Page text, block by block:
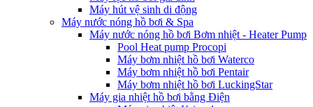
Máy hút vệ sinh di động
Máy nước nóng hồ bơi & Spa
Máy nước nóng hồ bơi Bơm nhiệt - Heater Pump
Pool Heat pump Procopi
Máy bơm nhiệt hồ bơi Waterco
Máy bơm nhiệt hồ bơi Pentair
Máy bơm nhiệt hồ bơi LuckingStar
Máy gia nhiệt hồ bơi bằng Điện